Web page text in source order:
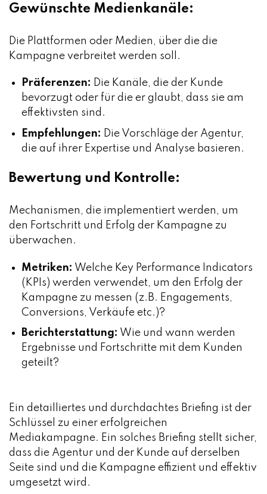
Gewünschte Medienkanäle:
Die Plattformen oder Medien, über die die
Kampagne verbreitet werden soll.
Präferenzen: Die Kanäle, die der Kunde
bevorzugt oder für die er glaubt, dass sie am
effektivsten sind.
Empfehlungen: Die Vorschläge der Agentur,
die auf ihrer Expertise und Analyse basieren.
Bewertung und Kontrolle:
Mechanismen, die implementiert werden, um
den Fortschritt und Erfolg der Kampagne zu
überwachen.
Metriken: Welche Key Performance Indicators
(KPIs) werden verwendet, um den Erfolg der
Kampagne zu messen (z.B. Engagements,
Conversions, Verkäufe etc.)?
Berichterstattung: Wie und wann werden
Ergebnisse und Fortschritte mit dem Kunden
geteilt?
Ein detailliertes und durchdachtes Briefing ist der
Schlüssel zu einer erfolgreichen
Mediakampagne. Ein solches Briefing stellt sicher,
dass die Agentur und der Kunde auf derselben
Seite sind und die Kampagne effizient und effektiv
umgesetzt wird.